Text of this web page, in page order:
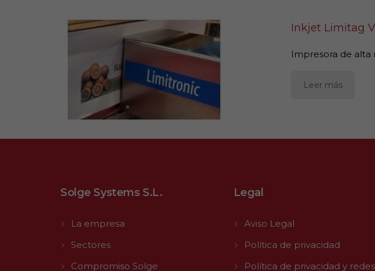
Inkjet Limitag
Impresora de
Leer más
Solge Systems S.L.
La empresa
Sectores
Compromiso Solge
Legal
Aviso Legal
Política de privacidad
Política de privacidad y redes